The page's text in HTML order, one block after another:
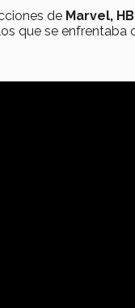
de Marvel,
que se enfrentaba